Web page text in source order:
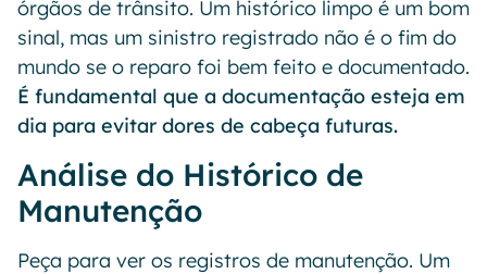
órgãos de trânsito. Um histórico limpo é um bom
sinal, mas um sinistro registrado não é o fim do
mundo se o reparo foi bem feito e documentado.
É fundamental que a documentação esteja em
dia para evitar dores de cabeça futuras.
Análise do Histórico de
Manutenção
Peça para ver os registros de manutenção. Um